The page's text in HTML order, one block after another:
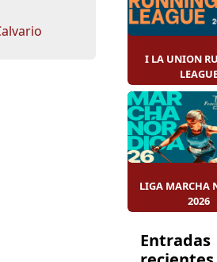
I LA UNION
LIGA MARCHA
2026
Entradas